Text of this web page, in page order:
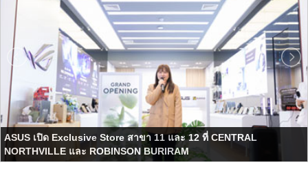
ASUS เปิด Exclusive Store สาขา 11 และ 12 ที่ CENTRAL
NORTHVILLE และ ROBINSON BURIRAM